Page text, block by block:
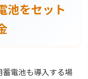
池をセット
電池も導入する場